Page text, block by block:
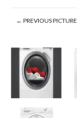
← PREVIOUS PICTURE